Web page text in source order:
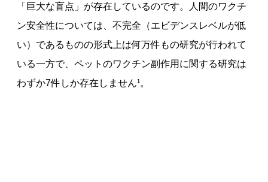
「巨大な盲点」が存在しているのです。人間のワクチ
ン安全性については、不完全（エビデンスレベルが低
い）であるものの形式上は何万件もの研究が行われて
いる一方で、ペットのワクチン副作用に関する研究は
わずか7件しか存在しません¹。